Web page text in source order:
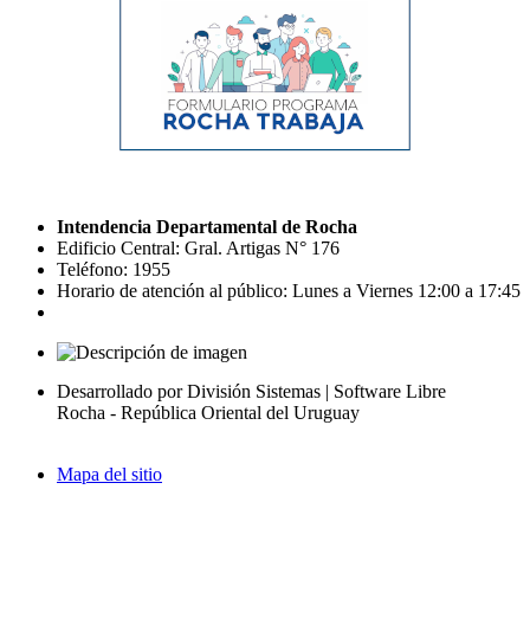
Intendencia Departamental de Rocha
Edificio Central: Gral. Artigas N° 176
Teléfono: 1955
Horario de atención al público: Lunes a Viernes 12:00 a 17:45
Desarrollado por División Sistemas | Software Libre
Rocha - República Oriental del Uruguay
Mapa del sitio